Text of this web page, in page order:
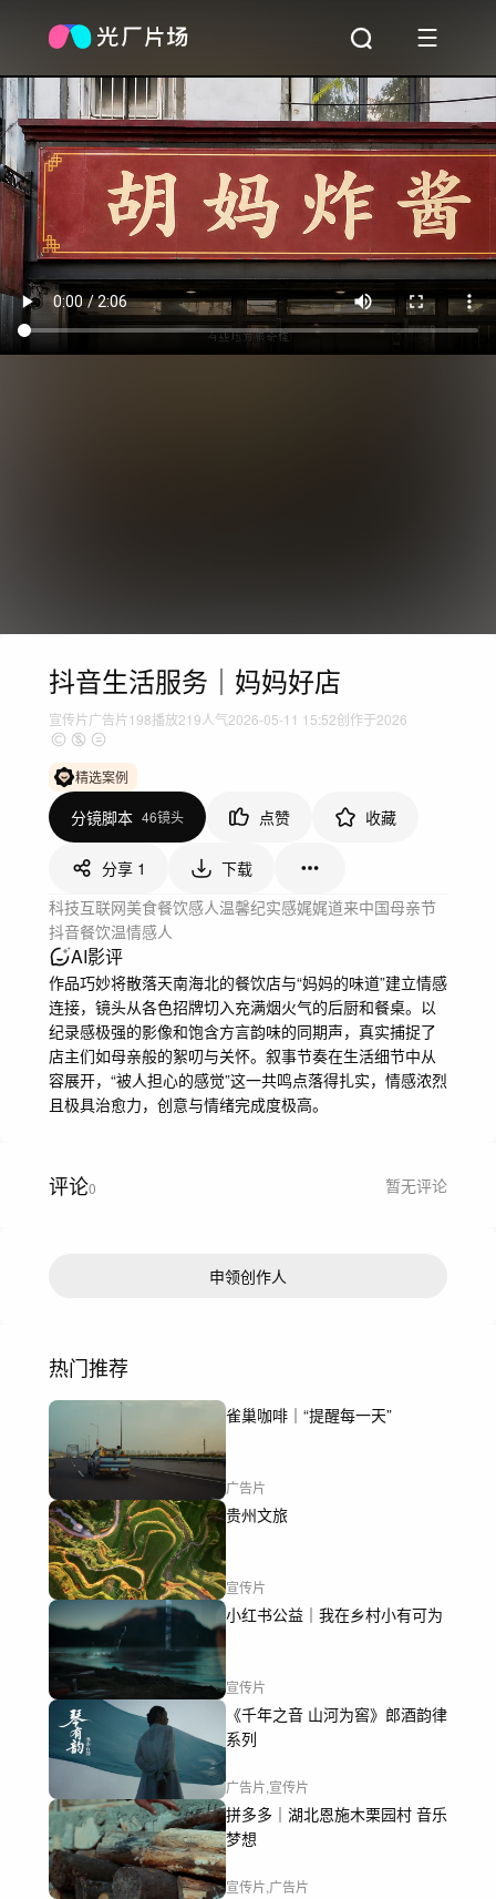
抖音生活服务｜妈妈好店
宣传片广告片198播放219人气2026-05-11 15:52创作于2026
精选案例
分镜脚本 46镜头 点赞 收藏
分享 1
下载
科技互联网美食餐饮感人温馨纪实感娓娓道来中国母亲节
抖音餐饮温情感人
AI影评
作品巧妙将散落天南海北的餐饮店与“妈妈的味道”建立情感
连接，镜头从各色招牌切入充满烟火气的后厨和餐桌。以
纪录感极强的影像和饱含方言韵味的同期声，真实捕捉了
店主们如母亲般的絮叨与关怀。叙事节奏在生活细节中从
容展开，“被人担心的感觉”这一共鸣点落得扎实，情感浓烈
且极具治愈力，创意与情绪完成度极高。
评论0 暂无评论
申领创作人
热门推荐
雀巢咖啡｜“提醒每一天”
广告片
贵州文旅
宣传片
小红书公益｜我在乡村小有可为
宣传片
《千年之音 山河为窖》郎酒韵律
系列
广告片,宣传片
拼多多｜湖北恩施木栗园村 音乐
梦想
宣传片,广告片